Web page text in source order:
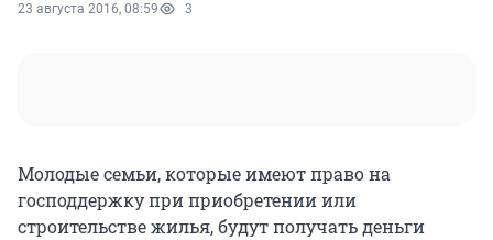
23 августа 2016, 08:59 3
Молодые семьи, которые имеют право на
господдержку при приобретении или
строительстве жилья, будут получать деньги